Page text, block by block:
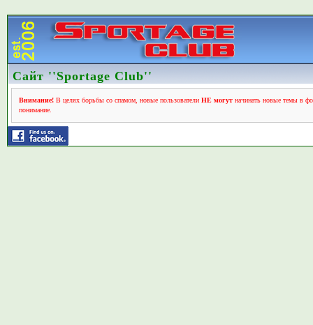
Сайт ''Sportage Club''
Внимание!В целях борьбы со спамом, новые пользователи НЕ могутначинать новые темы в
понимание.